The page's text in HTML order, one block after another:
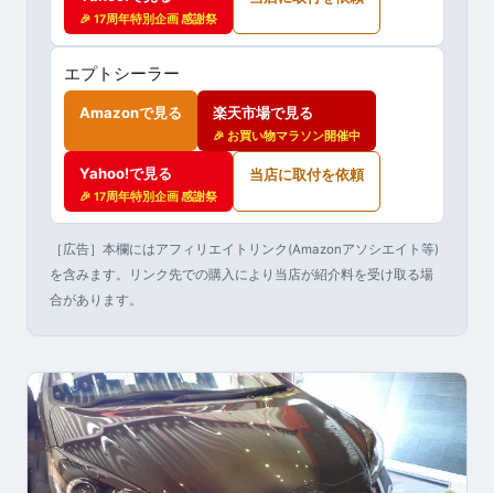
🎉 17周年特別企画 感謝祭
エプトシーラー
Amazonで見る 楽天市場で見る
🎉 お買い物マラソン開催中
Yahoo!で見る
🎉 17周年特別企画 感謝祭
当店に取付を依頼
［広告］本欄にはアフィリエイトリンク(Amazonアソシエイト等)
を含みます。リンク先での購入により当店が紹介料を受け取る場
合があります。